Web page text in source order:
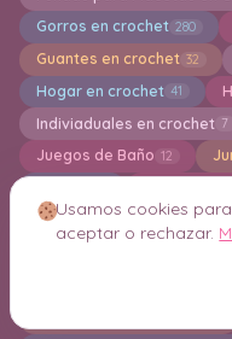
Gorros en crochet 280
Guantes en crochet 32
Hogar en crochet 41
Indiviaduales en crochet 7
Juegos de Baño 12
Limpiadoras de maquillaje
Usamos cookies
aceptar o rechazar.